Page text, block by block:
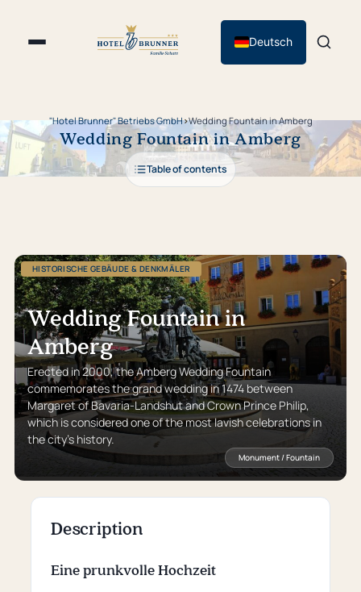
Deutsch
"Hotel Brunner" Betriebs GmbH›Wedding Fountain in Amberg
Wedding Fountain in Amberg
Table of contents
HISTORISCHE GEBÄUDE & DENKMÄLER
Wedding Fountain in
Amberg
Erected in 2000, the Amberg Wedding Fountain
commemorates the grand wedding in 1474 between
Margaret of Bavaria-Landshut and Crown Prince Philip,
which is considered one of the most lavish celebrations in
the city’s history.
Monument / Fountain
Description
Eine prunkvolle Hochzeit